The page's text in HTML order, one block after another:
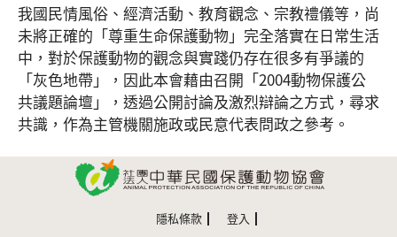
我國民情風俗、經濟活動、教育觀念、宗教禮儀等，尚
未將正確的「尊重生命保護動物」完全落實在日常生活
中，對於保護動物的觀念與實踐仍存在很多有爭議的
「灰色地帶」，因此本會藉由召開「2004動物保護公
共議題論壇」，透過公開討論及激烈辯論之方式，尋求
共識，作為主管機關施政或民意代表問政之參考。
隱私條款 登入